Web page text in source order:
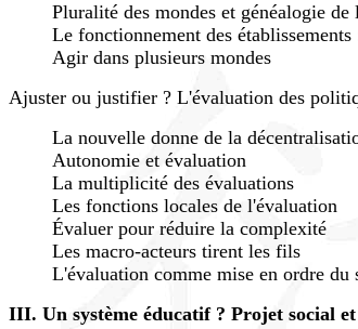
Pluralité des mondes et généalogie
Le fonctionnement des
Agir dans plusieurs mondes
Ajuster ou justifier ? L'évaluation des
La nouvelle donne de la
Autonomie et évaluation
La multiplicité des évaluations
Les fonctions locales de l'évaluation
Évaluer pour réduire la complexité
Les macro-acteurs tirent les fils
L'évaluation comme mise en ordre du
III. Un système éducatif ? Projet social